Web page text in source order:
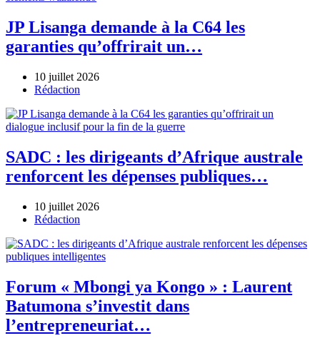
JP Lisanga demande à la C64 les
garanties qu’offrirait un…
10 juillet 2026
Author
Rédaction
SADC : les dirigeants d’Afrique australe
renforcent les dépenses publiques…
10 juillet 2026
Author
Rédaction
Forum « Mbongi ya Kongo » : Laurent
Batumona s’investit dans
l’entrepreneuriat…